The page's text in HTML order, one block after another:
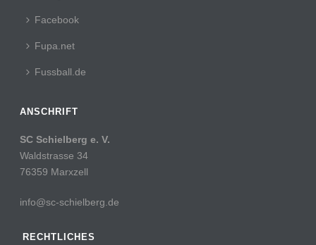
Facebook
Fupa.net
Fussball.de
ANSCHRIFT
SC Schielberg e. V.
Waldstrasse 34
76359 Marxzell
info@sc-schielberg.de
RECHTLICHES